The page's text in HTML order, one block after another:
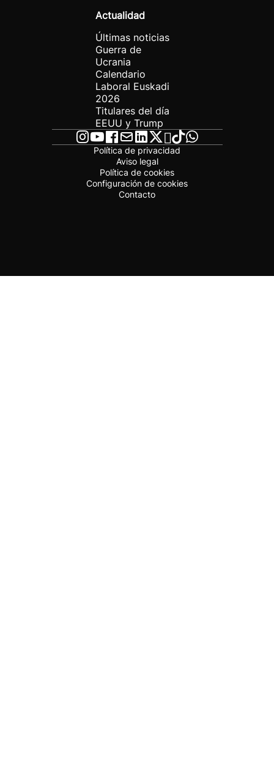
Actualidad
Últimas noticias
Guerra de
Ucrania
Calendario
Laboral Euskadi
2026
Titulares del día
EEUU y Trump
Política de privacidad
Aviso legal
Política de cookies
Configuración de cookies
Contacto